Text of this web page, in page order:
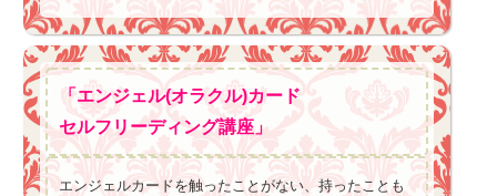
「エンジェル(オラクル)カード
セルフリーディング講座」
エンジェルカードを触ったことがない、持ったことも